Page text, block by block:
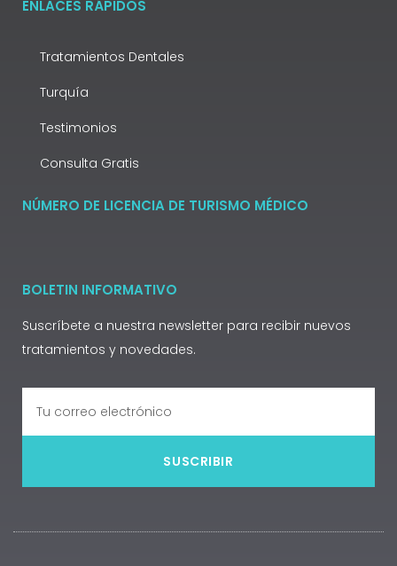
ENLACES RÁPIDOS
Tratamientos Dentales
Turquía
Testimonios
Consulta Gratis
NÚMERO DE LICENCIA DE TURISMO MÉDICO
BOLETIN INFORMATIVO
Suscríbete a nuestra newsletter para recibir nuevos
tratamientos y novedades.
SUSCRIBIR